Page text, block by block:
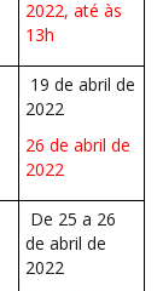
2022, até às
13h
19 de abril de
2022
26 de abril de
2022
De 25 a 26
de abril de
2022